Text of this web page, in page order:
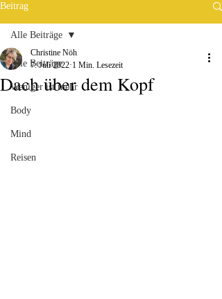
Beitrag
Alle Beiträge
Weniger ist mehr
Body
Mind
Reisen
Alle Beiträge
Dach über dem Kopf
Christine Nöh
7. Juli 2022 1 Min. Lesezeit